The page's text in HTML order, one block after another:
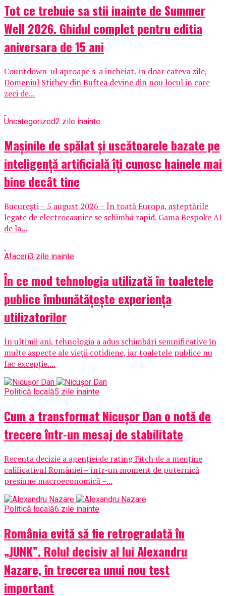
Tot ce trebuie sa stii inainte de Summer
Well 2026. Ghidul complet pentru editia
aniversara de 15 ani
Countdown-ul aproape s-a incheiat. In doar cateva zile,
Domeniul Stirbey din Buftea devine din nou locul in care
zeci de...
Uncategorized2 zile inainte
Mașinile de spălat și uscătoarele bazate pe
inteligență artificială îți cunosc hainele mai
bine decât tine
București – 5 august 2026 – În toată Europa, așteptările
legate de electrocasnice se schimbă rapid. Gama Bespoke AI
de la...
Afaceri3 zile inainte
În ce mod tehnologia utilizată în toaletele
publice îmbunătățește experiența
utilizatorilor
În ultimii ani, tehnologia a adus schimbări semnificative în
multe aspecte ale vieții cotidiene, iar toaletele publice nu
fac excepție....
Politică locală5 zile inainte
Cum a transformat Nicușor Dan o notă de
trecere într-un mesaj de stabilitate
Recenta decizie a agenției de rating Fitch de a menține
calificativul României – într-un moment de puternică
presiune macroeconomică –...
Politică locală6 zile inainte
România evită să fie retrogradată în
„JUNK”. Rolul decisiv al lui Alexandru
Nazare, în trecerea unui nou test
important